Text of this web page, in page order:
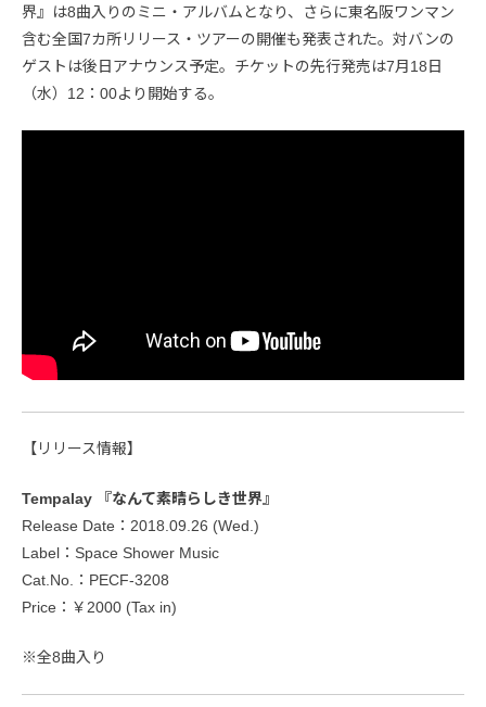
界』は8曲入りのミニ・アルバムとなり、さらに東名阪ワンマン
含む全国7カ所リリース・ツアーの開催も発表された。対バンの
ゲストは後日アナウンス予定。チケットの先行発売は7月18日
（水）12：00より開始する。
【リリース情報】
Tempalay 『なんて素晴らしき世界』
Release Date：2018.09.26 (Wed.)
Label：Space Shower Music
Cat.No.：PECF-3208
Price：￥2000 (Tax in)
※全8曲入り